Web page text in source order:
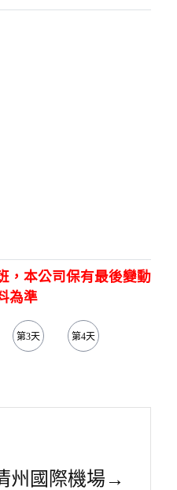
，本公司保有最後變動
為準
第3天 第4天
州國際機場→